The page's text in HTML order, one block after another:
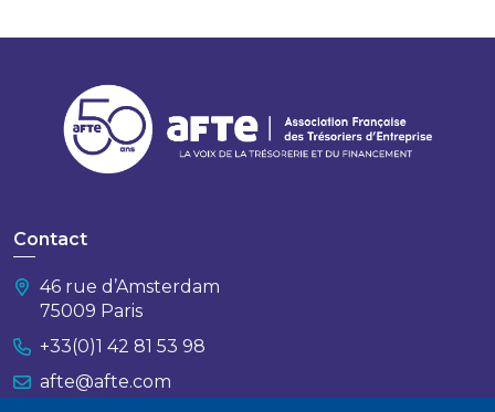
Contact
46 rue d’Amsterdam
75009 Paris
+33(0)1 42 81 53 98
afte@afte.com